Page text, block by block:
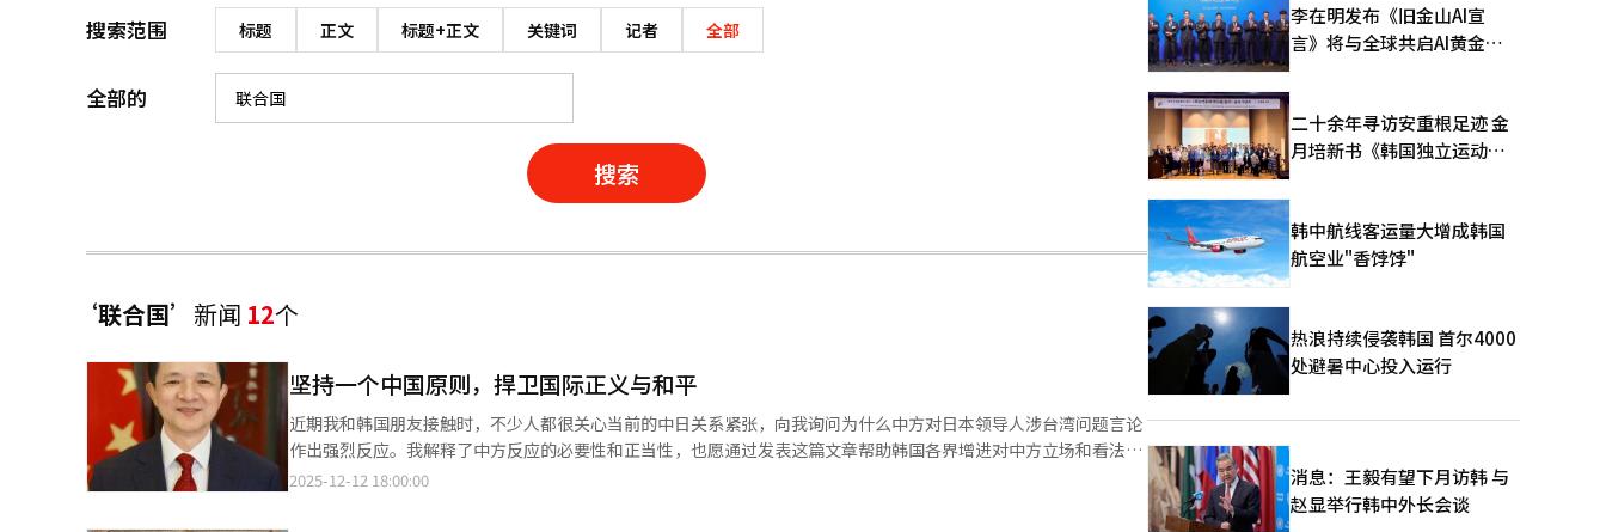
搜索范围 标题 正文 标题+正文 关键词 记者 全部
全部的
搜索
‘联合国’ 新闻 12个
坚持一个中国原则，捍卫国际正义与和平
近期我和韩国朋友接触时，不少人都很关心当前的中日关系紧张，向我询问为什么中方对日本领导人涉台湾问题言论
作出强烈反应。我解释了中方反应的必要性和正当性，也愿通过发表这篇文章帮助韩国各界增进对中方立场和看法的
理解与共鸣。 第一，日方粗暴干涉中国内政，公然挑战中国核心利益。众所周知，台湾是中国领土不可分割的一部
2025-12-12 18:00:00
李在明发布《旧金山AI宣
言》将与全球共启AI黄金时
二十余年寻访安重根足迹 金
月培新书《韩国独立运动圣
韩中航线客运量大增成韩国
航空业"香饽饽"
热浪持续侵袭韩国 首尔4000
处避暑中心投入运行
消息：王毅有望下月访韩 与
赵显举行韩中外长会谈